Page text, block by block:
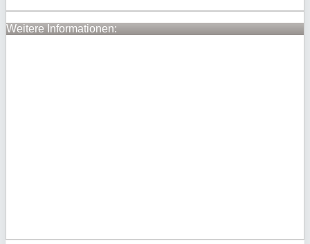
Weitere Informationen: